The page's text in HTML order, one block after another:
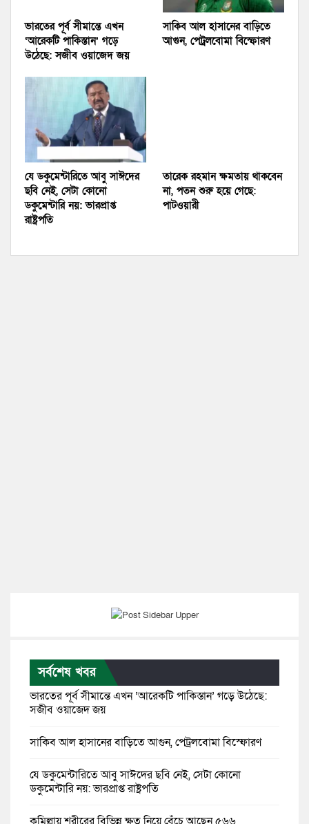
ভারতের পূর্ব সীমান্তে এখন
‘আরেকটি পাকিস্তান’ গড়ে
উঠেছে: সজীব ওয়াজেদ জয়
সাকিব আল হাসানের বাড়িতে
আগুন, পেট্রলবোমা বিস্ফোরণ
যে ডকুমেন্টারিতে আবু সাঈদের
ছবি নেই, সেটা কোনো
ডকুমেন্টারি নয়: ভারপ্রাপ্ত
রাষ্ট্রপতি
তারেক রহমান ক্ষমতায় থাকবেন
না, পতন শুরু হয়ে গেছে:
পাটওয়ারী
সর্বশেষ খবর
ভারতের পূর্ব সীমান্তে এখন ‘আরেকটি পাকিস্তান’ গড়ে উঠেছে:
সজীব ওয়াজেদ জয়
সাকিব আল হাসানের বাড়িতে আগুন, পেট্রলবোমা বিস্ফোরণ
যে ডকুমেন্টারিতে আবু সাঈদের ছবি নেই, সেটা কোনো
ডকুমেন্টারি নয়: ভারপ্রাপ্ত রাষ্ট্রপতি
কুমিল্লায় শরীরের বিভিন্ন ক্ষত নিয়ে বেঁচে আছেন ৫৬৬